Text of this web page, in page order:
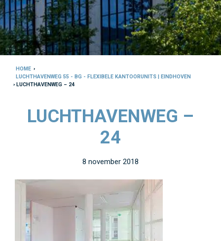
HOME ›
LUCHTHAVENWEG 55 - BG - FLEXIBELE KANTOORUNITS | EINDHOVEN
› LUCHTHAVENWEG – 24
LUCHTHAVENWEG –
24
8 november 2018